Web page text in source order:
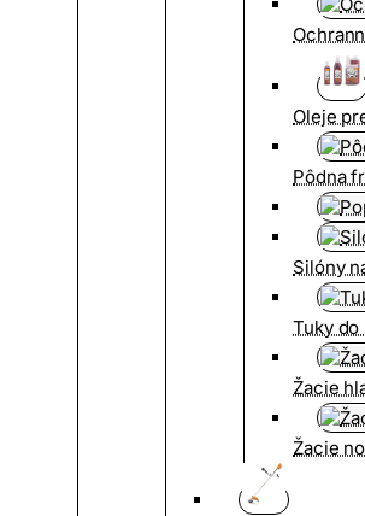
Oleje
Pôdna
Silóny
Tuky
Žacie
Žacie